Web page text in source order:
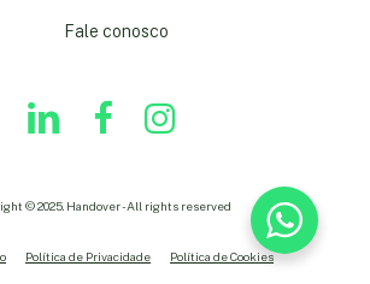
Fale conosco
linkedin youtubeinstagram
© 2025. Handover - All rights reserved
Política de Privacidade Política de Cookies